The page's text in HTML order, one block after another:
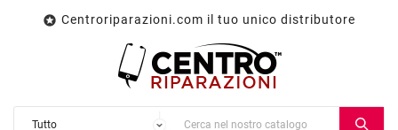
 Centroriparazioni.com il tuo unico distributore